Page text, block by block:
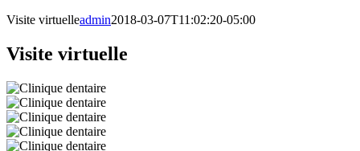
Visite virtuelleadmin2018-03-07T11:02:20-05:00
Visite virtuelle